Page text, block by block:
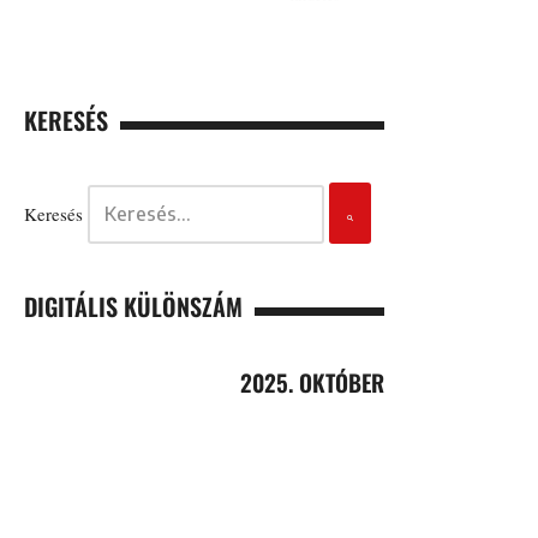
KERESÉS
Keresés
DIGITÁLIS KÜLÖNSZÁM
2025. OKTÓBER